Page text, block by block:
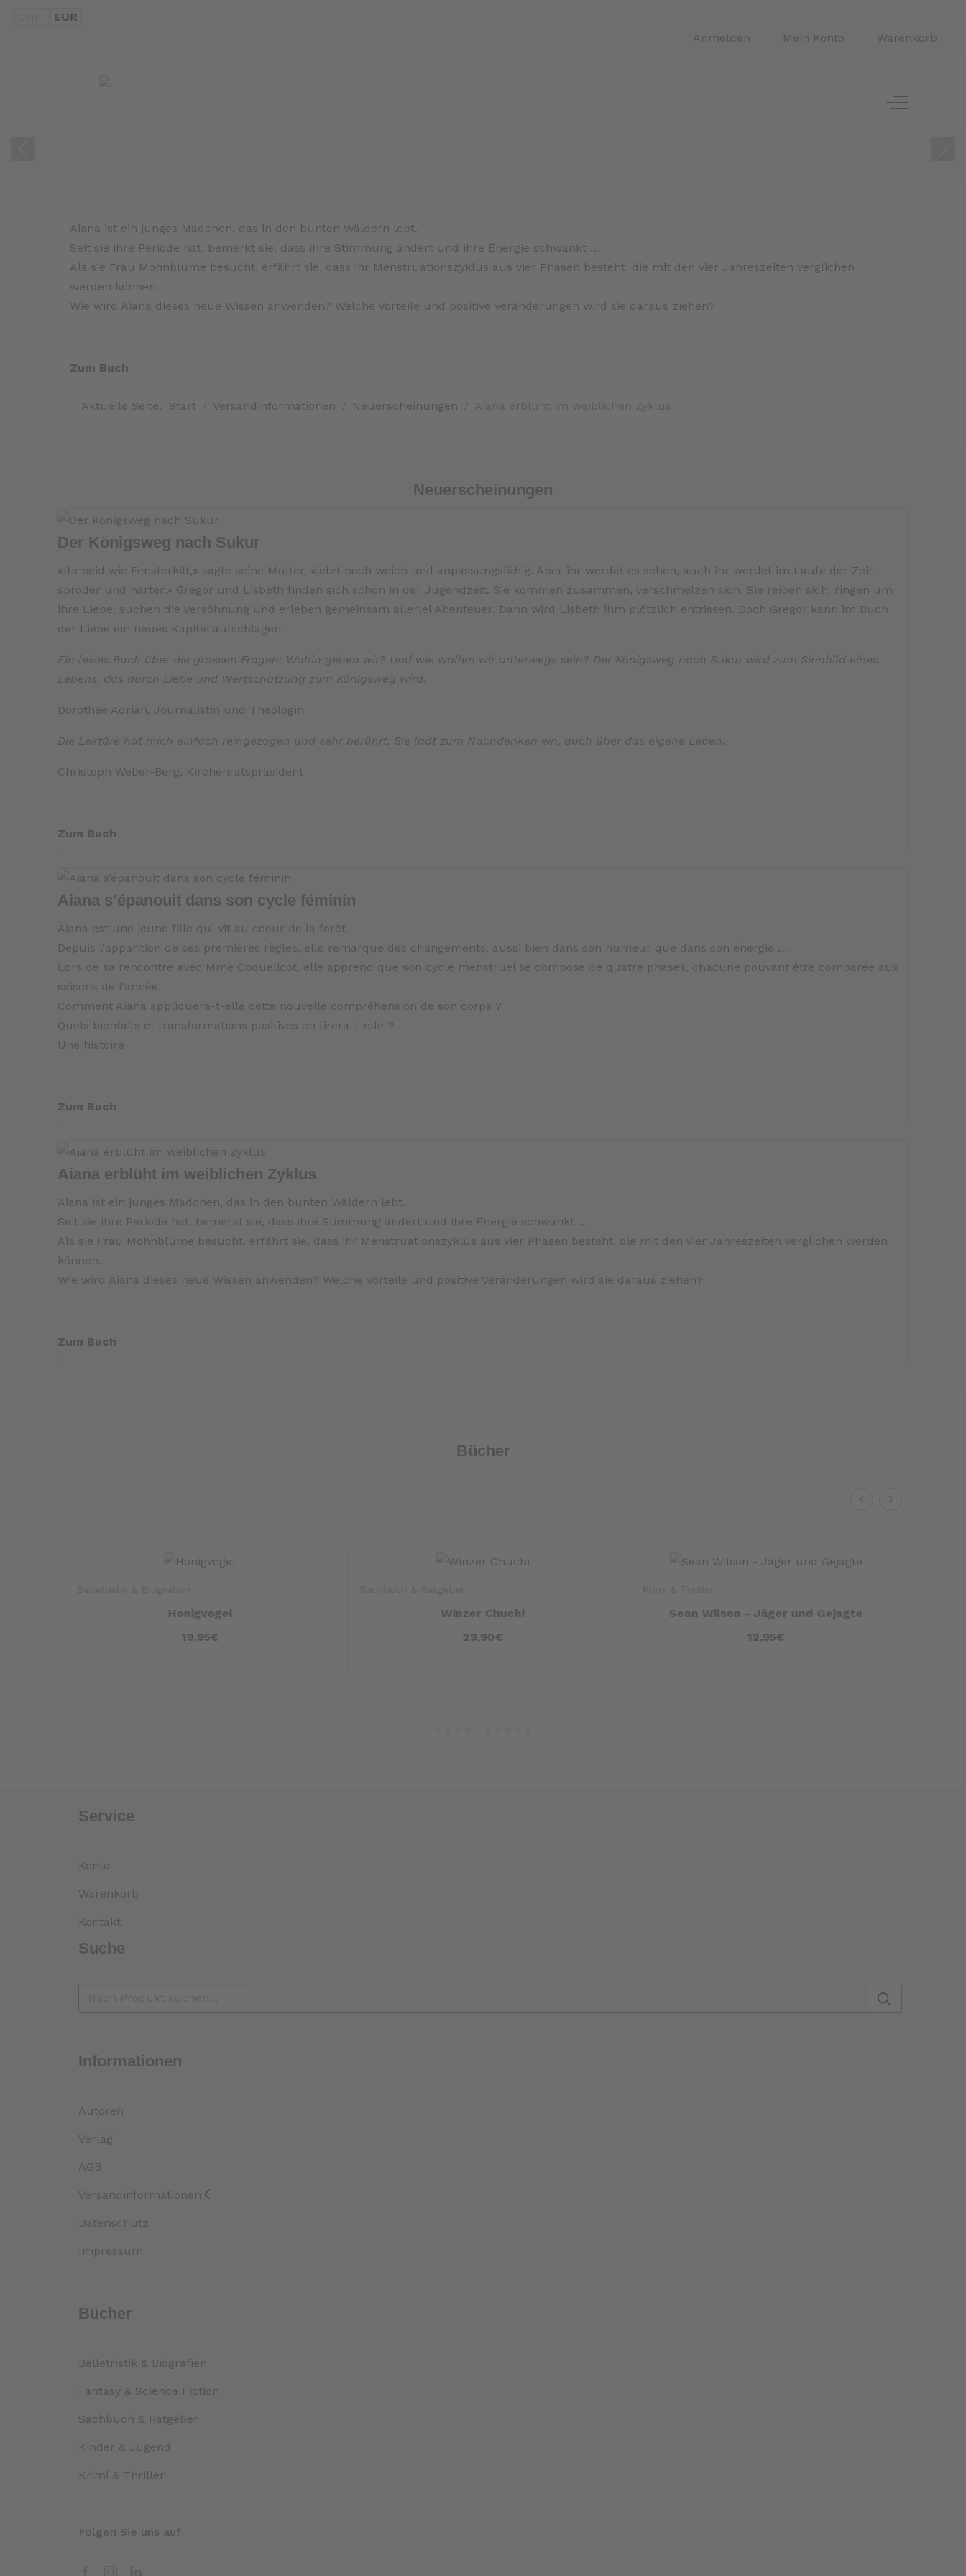
EUR
Anmelden
Mein Konto Warenkorb
Off-Canvas
Aiana ist ein junges Mädchen, das in den bunten Wäldern lebt.
Seit sie ihre Periode hat, bemerkt sie, dass ihre Stimmung ändert und ihre Energie schwankt …
Als sie Frau Mohnblume besucht, erfährt sie, dass ihr Menstruationszyklus aus vier Phasen besteht, die mit den vier Jahreszeiten verglichen
werden können.
Wie wird Aiana dieses neue Wissen anwenden? Welche Vorteile und positive Veränderungen wird sie daraus ziehen?
Zum Buch
Aktuelle Seite: Start Versandinformationen Neuerscheinungen
Neuerscheinungen
Der Königsweg nach Sukur
«Ihr seid wie Fensterkitt,» sagte seine Mutter, «jetzt noch weich und anpassungsfähig. Aber ihr werdet es sehen, auch ihr werdet im Laufe der Zeit
spröder und härter.» Gregor und Lisbeth finden sich schon in der Jugendzeit. Sie kommen zusammen, verschmelzen sich. Sie reiben sich, ringen um
ihre Liebe, suchen die Versöhnung und erleben gemeinsam allerlei Abenteuer. Dann wird Lisbeth ihm plötzlich entrissen. Doch Gregor kann im Buch
der Liebe ein neues Kapitel aufschlagen.
Ein leises Buch über die grossen Fragen: Wohin gehen wir? Und wie wollen wir unterwegs sein? Der Königsweg nach Sukur wird zum Sinnbild eines
Lebens, das durch Liebe und Wertschätzung zum Königsweg wird.
Dorothee Adrian, Journalistin und Theologin
Die Lektüre hat mich einfach reingezogen und sehr berührt. Sie lädt zum Nachdenken ein, auch über das eigene Leben.
Christoph Weber-Berg, Kirchenratspräsident
Zum Buch
Aiana s’épanouit dans son cycle féminin
Aiana est une jeune fille qui vit au coeur de la forêt.
Depuis l‘apparition de ses premières règles, elle remarque des changements, aussi bien dans son humeur que dans son énergie …
Lors de sa rencontre avec Mme Coquelicot, elle apprend que son cycle menstruel se compose de quatre phases, chacune pouvant être comparée aux
saisons de l‘année.
Comment Aiana appliquera-t-elle cette nouvelle compréhension de son corps ?
Quels bienfaits et transformations positives en tirera-t-elle ?
Une histoire
Zum Buch
Aiana erblüht im weiblichen Zyklus
Aiana ist ein junges Mädchen, das in den bunten Wäldern lebt.
Seit sie ihre Periode hat, bemerkt sie, dass ihre Stimmung ändert und ihre Energie schwankt …
Als sie Frau Mohnblume besucht, erfährt sie, dass ihr Menstruationszyklus aus vier Phasen besteht, die mit den vier Jahreszeiten verglichen werden
können.
Wie wird Aiana dieses neue Wissen anwenden? Welche Vorteile und positive Veränderungen wird sie daraus ziehen?
Zum Buch
Bücher
Honigvogel
19,95€
Winzer Chuchi
29,90€
Sean Wilson - Jäger und Gejagte
12,95€
Service
Konto
Warenkorb
Kontakt
Suche
Informationen
Autoren
Verlag
AGB
Versandinformationen
Datenschutz
Impressum
Bücher
Belletristik & Biografien
Fantasy & Science Fiction
Sachbuch & Ratgeber
Kinder & Jugend
Krimi & Thriller
Folgen Sie uns auf